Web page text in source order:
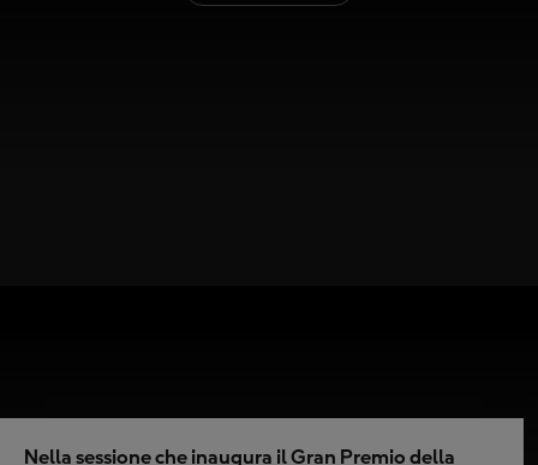
Nella sessione che inaugura il Gran Premio della